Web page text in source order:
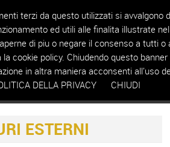
REALIZZAZIONI RIVENDITORI
CERCA NEL SITO
ESTERNI
terzi da questo utilizzati si avvalgono
ed utili alle finalita illustrate
di piu o negare il consenso a tutti o
cookie policy. Chiudendo questo banner
in altra maniera acconsenti all'uso
DELLA PRIVACY CHIUDI